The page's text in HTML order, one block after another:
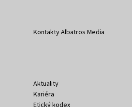
Kontakty Albatros Media
Aktuality
Kariéra
Etický kodex